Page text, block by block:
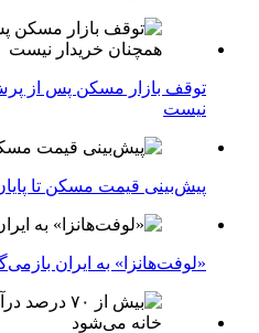
توقف بازار مسکن پس از
نیست
پیش‌بینی قیمت مسکن تا پایان
«لوفت‌هانزا» به ایران